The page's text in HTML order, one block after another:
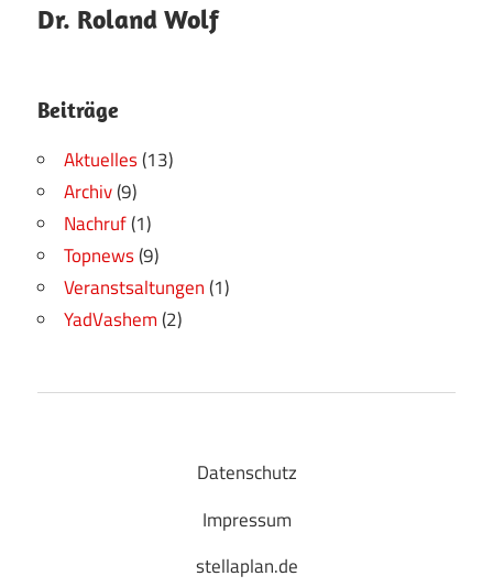
24. März 2024
Johannes Bucka (Admin)
Dr. Roland Wolf
Beiträge
Aktuelles(13)
Archiv(9)
Nachruf(1)
Topnews(9)
Veranstsaltungen(1)
YadVashem(2)
Datenschutz
Impressum
stellaplan.de